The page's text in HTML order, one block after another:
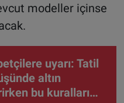
modeller içinse
uyarı: Tatil
altın
bu kuralları